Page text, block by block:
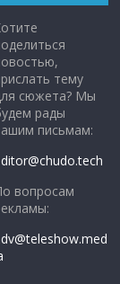
тему
сюжета? Мы
рады
письмам:
вопросам